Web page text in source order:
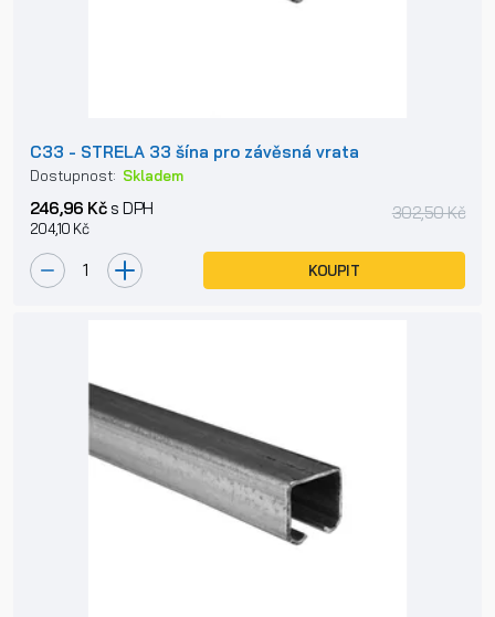
C33 - STRELA 33 šína pro závěsná vrata
Dostupnost: Skladem
246,96 Kčs DPH
204,10 Kč
302,50 Kč
KOUPIT